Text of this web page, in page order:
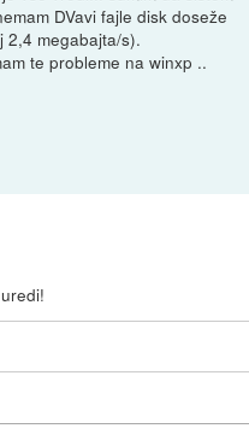
DVavi fajle disk doseže
2,4 megabajta/s).
te probleme na winxp ..